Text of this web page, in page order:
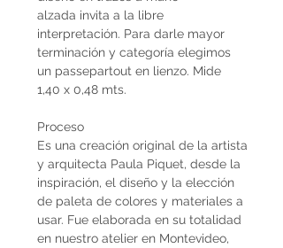
alzada invita a la libre
interpretación. Para darle mayor
terminación y categoría elegimos
un passepartout en lienzo. Mide
1,40 x 0,48 mts.
Proceso
Es una creación original de la artista
y arquitecta Paula Piquet, desde la
inspiración, el diseño y la elección
de paleta de colores y materiales a
usar. Fue elaborada en su totalidad
en nuestro atelier en Montevideo,